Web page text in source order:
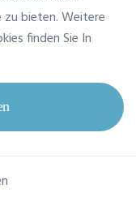
Elevate
38025
200 g/m2
200 g/m2
zu bieten. Weitere
finden Sie In